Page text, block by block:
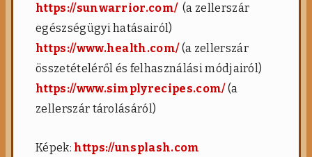
https://sunwarrior.com/(a zellerszár
egészségügyi hatásairól)
https://www.health.com/(a zellerszár
összetételéről és felhasználási módjairól)
https://www.simplyrecipes.com/(a
zellerszár tárolásáról)
Képek: https://unsplash.com